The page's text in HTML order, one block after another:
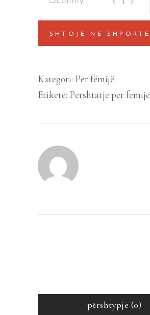
llambës
së
shumë
të
quantity
SHTOJE NË SHPORTË
Kategori: Për fëmijë
Etiketë: Pershtatje per femije
përshtypje (0)